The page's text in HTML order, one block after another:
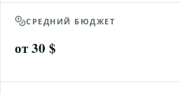
СРЕДНИЙ БЮДЖЕТ
от 30 $